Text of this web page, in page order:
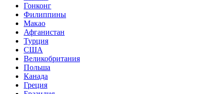
Гонконг
Филиппины
Макао
Афганистан
Турция
США
Великобритания
Польша
Канада
Греция